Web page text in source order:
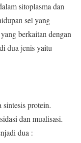
sitoplasma dan
sel yang
berkaitan dengan
dua jenis yaitu
sintesis protein.
dan mualisasi.
dua :